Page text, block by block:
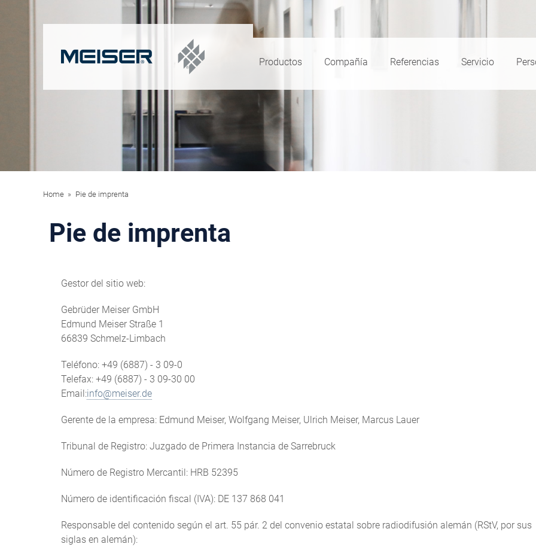
Productos Compañía Referencias Servicio
Home Pie de imprenta
Pie de imprenta
Gestor del sitio web:
Gebrüder Meiser GmbH
Edmund Meiser Straße 1
66839 Schmelz-Limbach
Teléfono: +49 (6887) - 3 09-0
Telefax: +49 (6887) - 3 09-30 00
Email:info@meiser.de
Gerente de la empresa: Edmund Meiser, Wolfgang Meiser, Ulrich Meiser, Marcus Lauer
Tribunal de Registro: Juzgado de Primera Instancia de Sarrebruck
Número de Registro Mercantil: HRB 52395
Número de identificación fiscal (IVA): DE 137 868 041
Responsable del contenido según el art. 55 pár. 2 del convenio estatal sobre radiodifusión alemán (RStV, por sus
siglas en alemán):